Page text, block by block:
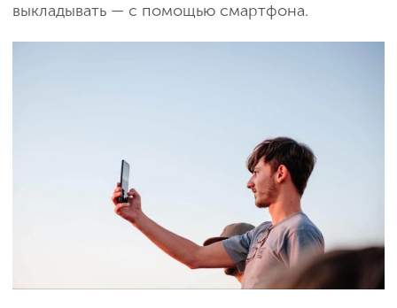
выкладывать — с помощью смартфона.